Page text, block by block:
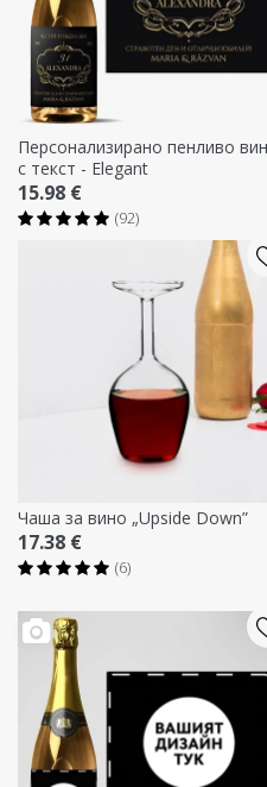
Персонализирано пенливо
с текст - Elegant
15.98 €
(92)
Чаша за вино „Upside Down”
17.38 €
(6)